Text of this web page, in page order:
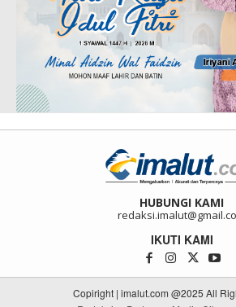
HUBUNGI KAMI
IKUTI KAMI
Copiright | imalut.com @2025 All